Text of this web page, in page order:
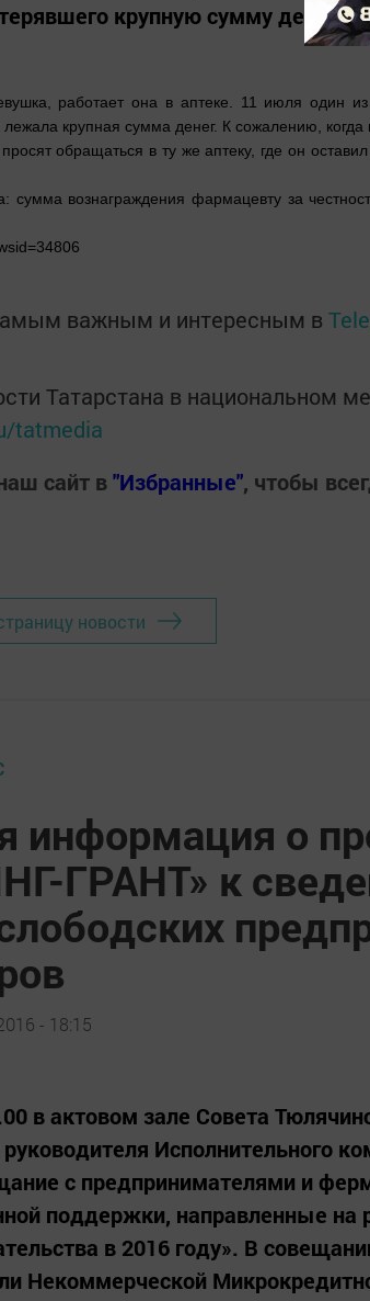
крупную сумму денег.
работает она в аптеке. 11 июля один
лежала крупная сумма денег. К сожалению,
обращаться в ту же аптеку, где он
сумма вознаграждения фармацевту за
важным и интересным в
Татарстана в национальном
tatmedia
сайт в"Избранные", чтобы
новости
информация о
ГРАНТ» к
- 18:15
в актовом зале Совета
Исполнительного
с предпринимателями и
поддержки, направленные на
в 2016 году». В
Некоммерческой